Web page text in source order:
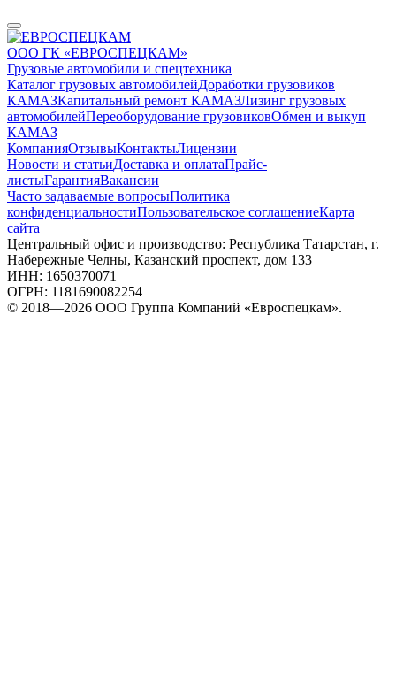
ООО ГК «ЕВРОСПЕЦКАМ»
Грузовые автомобили и спецтехника
Каталог грузовых автомобилейДоработки грузовиков
КАМАЗКапитальный ремонт КАМАЗЛизинг грузовых
автомобилейПереоборудование грузовиковОбмен и выкуп
КАМАЗ
КомпанияОтзывыКонтактыЛицензии
Новости и статьиДоставка и оплатаПрайс-
листыГарантияВакансии
Часто задаваемые вопросыПолитика
конфиденциальностиПользовательское соглашениеКарта
сайта
Центральный офис и производство: Республика Татарстан, г.
Набережные Челны, Казанский проспект, дом 133
ИНН: 1650370071
ОГРН: 1181690082254
© 2018—2026 ООО Группа Компаний «Евроспецкам».